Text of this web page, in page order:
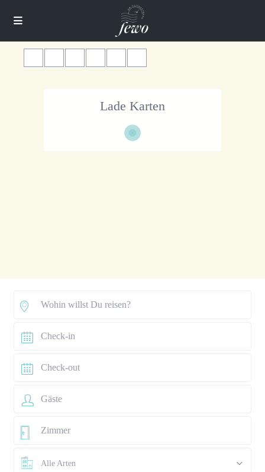
Lade Karten
Alle Arten